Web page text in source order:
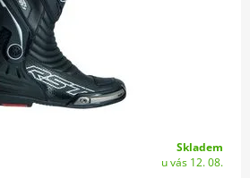
Skladem
u vás 12. 08.